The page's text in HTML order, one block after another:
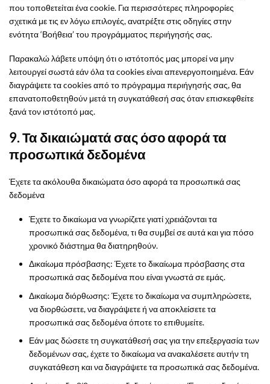
που τοποθετείται ένα cookie. Για περισσότερες πληροφορίες
σχετικά με τις εν λόγω επιλογές, ανατρέξτε στις οδηγίες στην
ενότητα ‘Βοήθεια’ του προγράμματος περιήγησής σας.
Παρακαλώ λάβετε υπόψη ότι ο ιστότοπός μας μπορεί να μην
λειτουργεί σωστά εάν όλα τα cookies είναι απενεργοποιημένα. Εάν
διαγράψετε τα cookies από το πρόγραμμα περιήγησής σας, θα
επανατοποθετηθούν μετά τη συγκατάθεσή σας όταν επισκεφθείτε
ξανά τον ιστότοπό μας.
9. Τα δικαιώματά σας όσο αφορά τα
προσωπικά δεδομένα
Έχετε τα ακόλουθα δικαιώματα όσο αφορά τα προσωπικά σας
δεδομένα
Έχετε το δικαίωμα να γνωρίζετε γιατί χρειάζονται τα
προσωπικά σας δεδομένα, τι θα συμβεί σε αυτά και για πόσο
χρονικό διάστημα θα διατηρηθούν.
Δικαίωμα πρόσβασης: Έχετε το δικαίωμα πρόσβασης στα
προσωπικά σας δεδομένα που είναι γνωστά σε εμάς.
Δικαίωμα διόρθωσης: Έχετε το δικαίωμα να συμπληρώσετε,
να διορθώσετε, να διαγράψετε ή να αποκλείσετε τα
προσωπικά σας δεδομένα όποτε το επιθυμείτε.
Εάν μας δώσετε τη συγκατάθεσή σας για την επεξεργασία των
δεδομένων σας, έχετε το δικαίωμα να ανακαλέσετε αυτήν τη
συγκατάθεση και να διαγράψετε τα προσωπικά σας δεδομένα.